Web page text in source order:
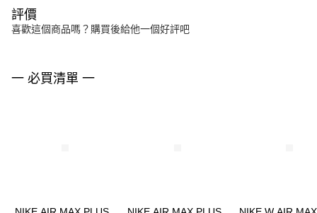
評價
喜歡這個商品嗎？購買後給他一個好評吧
一 必買清單 一